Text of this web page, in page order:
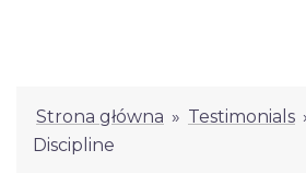
Strona główna » Testimonials
Discipline